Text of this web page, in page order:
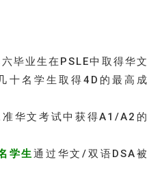
毕业生在PSLE中取得华文
十名学生取得4D的最高成
准华文考试中获得A1/A2的
学生通过华文/双语DSA被